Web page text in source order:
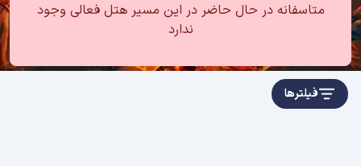
متاسفانه در حال حاضر در این مسیر هتل فعالی وجود
ندارد
فیلترها